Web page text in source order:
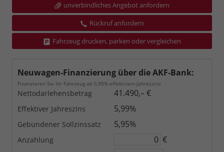
unverbindliches Angebot anfordern
Rückruf anfordern
Fahrzeug drucken, parken oder vergleichen
Neuwagen-Finanzierung über die AKF-Bank:
Finanzieren Sie Ihr Fahrzeug ab 5,99% effektivem Jahreszins
Nettodarlehensbetrag 41.490,– €
Effektiver Jahreszins 5,99%
Gebundener Sollzinssatz 5,95%
Anzahlung
€